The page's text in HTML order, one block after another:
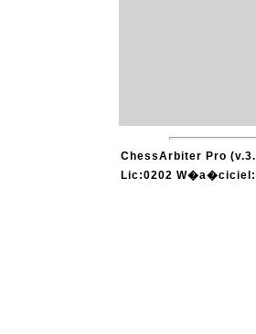
ChessArbiter Pro
Lic:0202 W�a�ciciel: